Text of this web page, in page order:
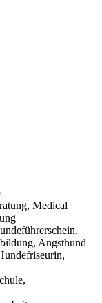
Medical
Angsthund